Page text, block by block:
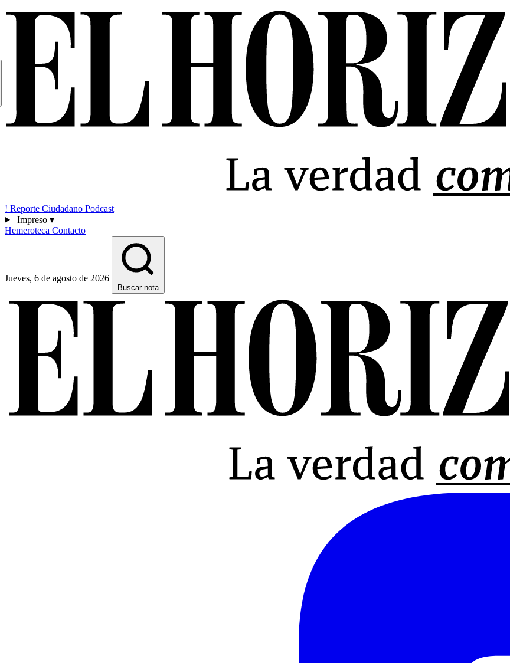
! Reporte Ciudadano Podcast
Impreso ▾
Hemeroteca Contacto
Jueves, 6 de agosto de 2026
Buscar nota